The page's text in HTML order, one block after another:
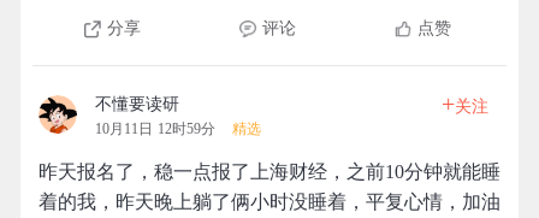
分享 评论 点赞
不懂要读研
10月11日 12时59分 精选
+关注
昨天报名了，稳一点报了上海财经，之前10分钟就能睡
着的我，昨天晚上躺了俩小时没睡着，平复心情，加油